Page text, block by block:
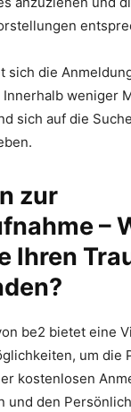
sich die
weniger
sich auf die
zur
–
Ihren
be2 bietet eine
um die
kostenlosen
und den